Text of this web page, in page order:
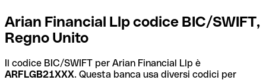
Arian Financial Llp codice BIC/SWIFT,
Regno Unito
Il codice BIC/SWIFT per Arian Financial Llp è
ARFLGB21XXX. Questa banca usa diversi codici per